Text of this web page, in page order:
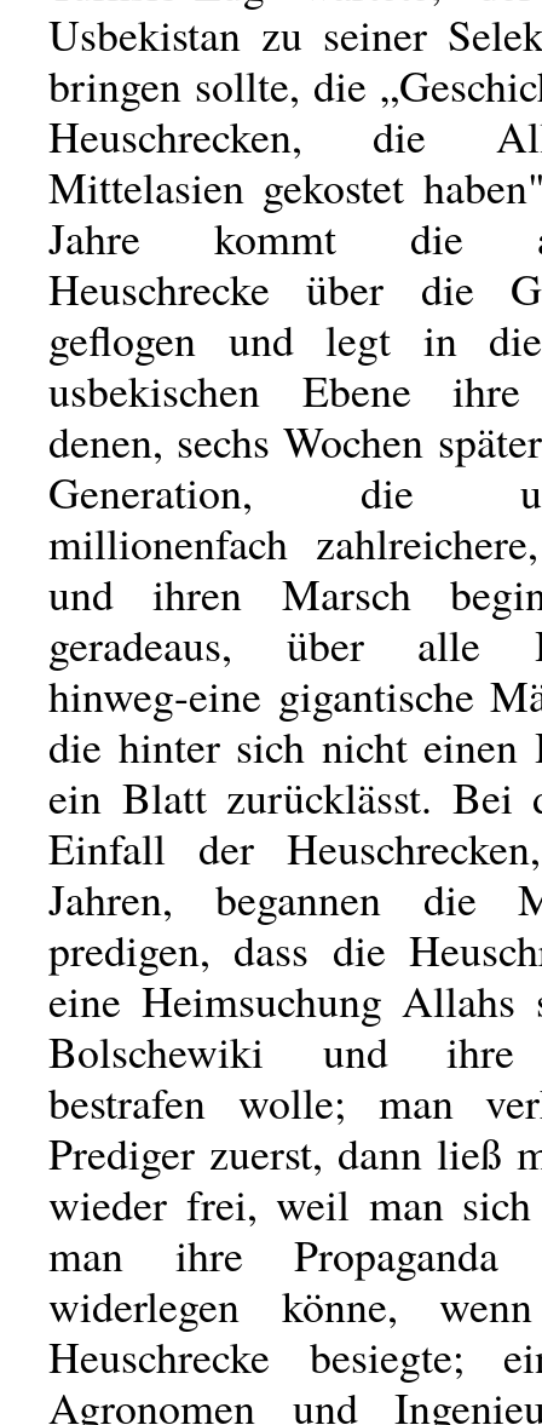
Usbekistan zu seiner
bringen sollte, die
Heuschrecken, die
Mittelasien gekostet
Jahre kommt die
Heuschrecke über die
geflogen und legt in
usbekischen Ebene
denen, sechs Wochen
Generation, die
millionenfach
und ihren Marsch
geradeaus, über alle
hinweg-eine gigantische
die hinter sich nicht einen
ein Blatt zurücklässt. Bei
Einfall der
Jahren, begannen die
predigen, dass die
eine Heimsuchung Allahs
Bolschewiki und ihre
bestrafen wolle; man
Prediger zuerst, dann ließ
wieder frei, weil man sich
man ihre
widerlegen könne,
Heuschrecke besiegte;
Agronomen und